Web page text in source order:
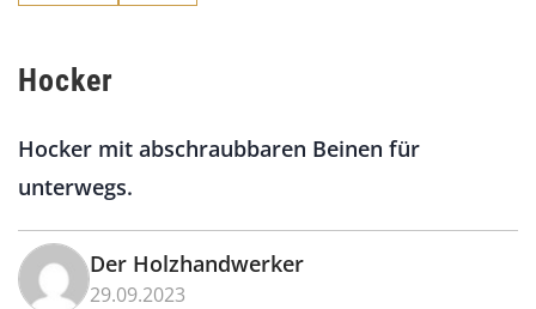
Hocker
Hocker mit abschraubbaren Beinen für
unterwegs.
Der Holzhandwerker
29.09.2023